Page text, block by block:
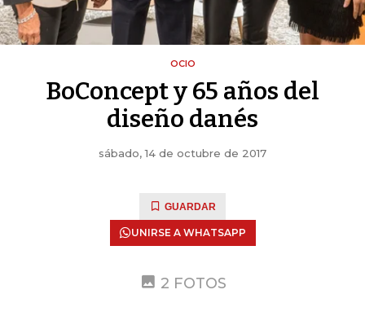
OCIO
BoConcept y 65 años del
diseño danés
sábado, 14 de octubre de 2017
GUARDAR
UNIRSE A WHATSAPP
2 FOTOS